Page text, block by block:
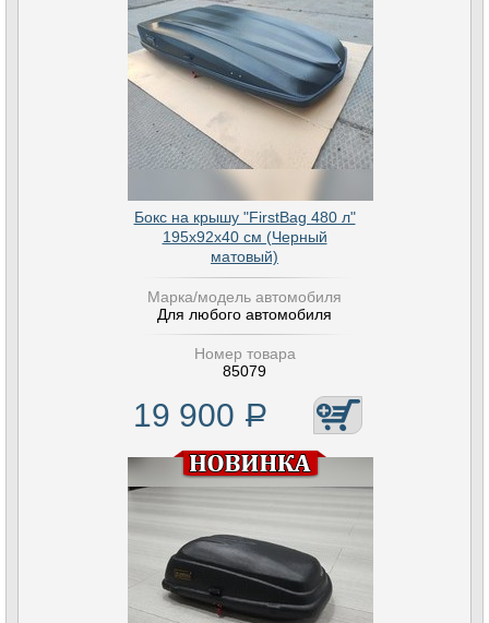
Бокс на крышу "FirstBag 480 л"
195х92х40 см (Черный
матовый)
Марка/модель автомобиля
Для любого автомобиля
Номер товара
85079
19 900 Р